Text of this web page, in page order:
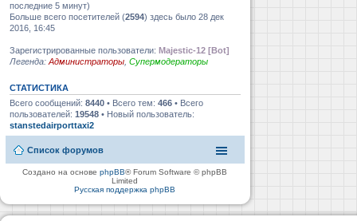
последние 5 минут)
Больше всего посетителей (2594) здесь было 28 дек
2016, 16:45
Зарегистрированные пользователи: Majestic-12 [Bot]
Легенда: Администраторы Супермодераторы
СТАТИСТИКА
Всего сообщений: 8440 • Всего тем: 466 • Всего
пользователей: 19548 • Новый пользователь:
stanstedairporttaxi2
Список форумов
Создано на основеphpBB® Forum Software © phpBB
Limited
Русская поддержка phpBB